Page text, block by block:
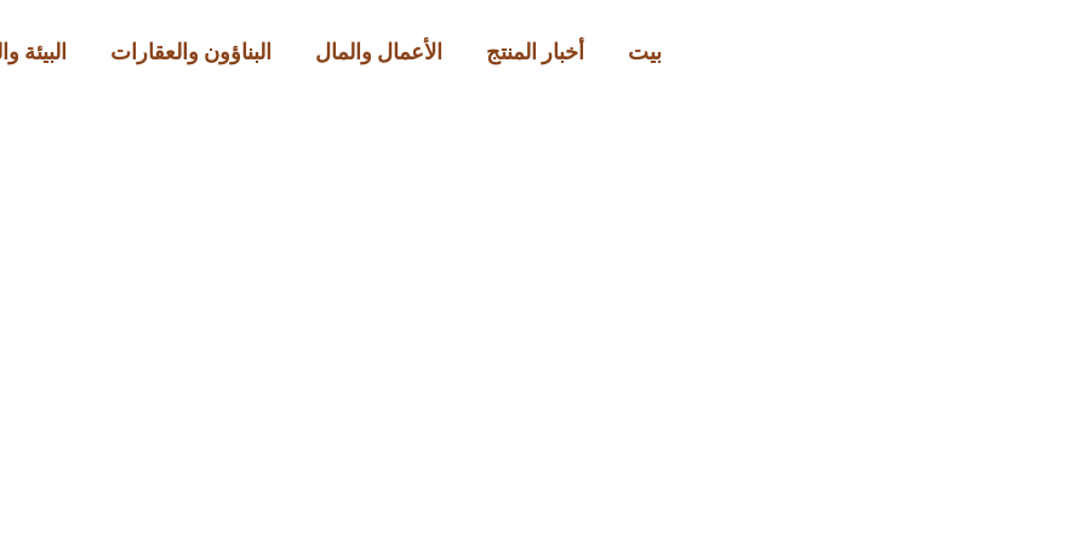
بيت أخبار المنتج الأعمال والمال البناؤون والعقارات البيئة